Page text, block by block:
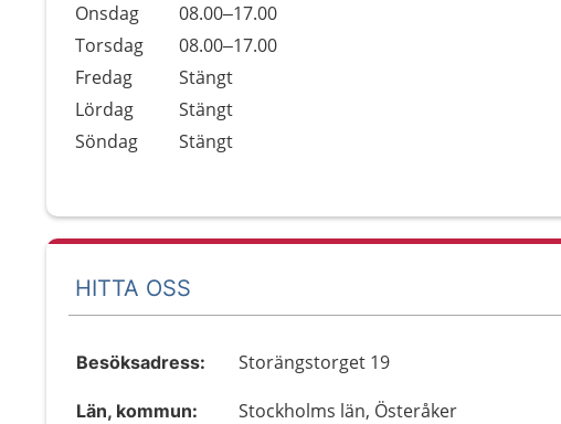
Onsdag
08.00–17.00
Torsdag
08.00–17.00
Fredag
Stängt
Lördag
Stängt
Söndag
Stängt
HITTA OSS
Besöksadress: Storängstorget 19
Län, kommun: Stockholms län, Österåker